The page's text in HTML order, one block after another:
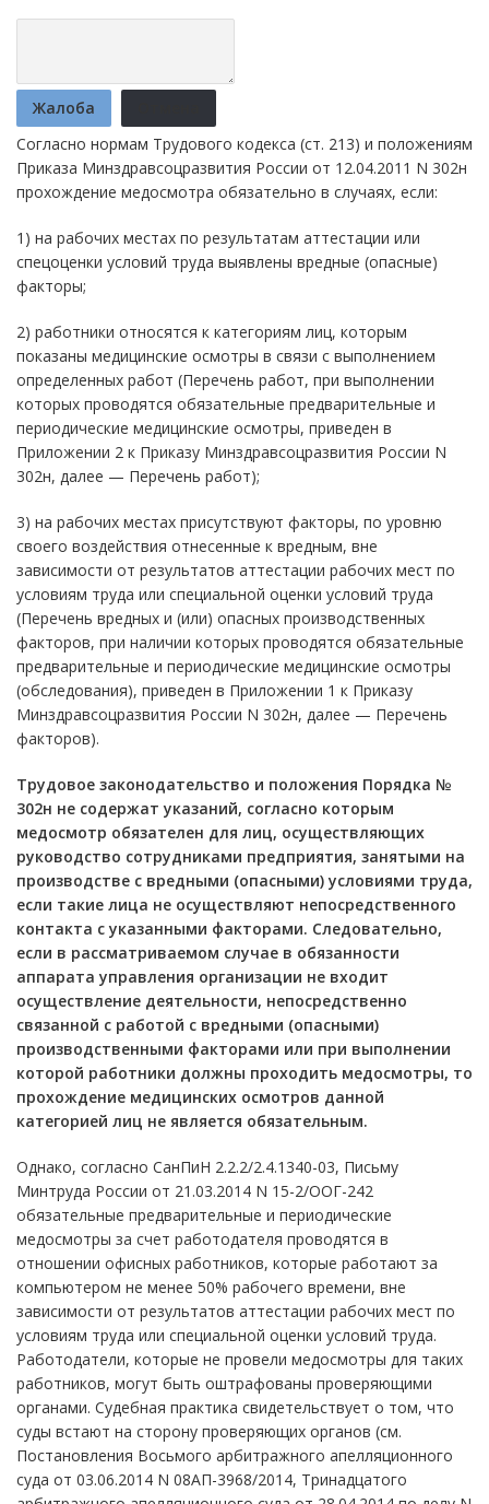
Жалоба
Согласно нормам Трудового кодекса (ст. 213) и положениям
Приказа Минздравсоцразвития России от 12.04.2011 N 302н
прохождение медосмотра обязательно в случаях, если:
1) на рабочих местах по результатам аттестации или
спецоценки условий труда выявлены вредные (опасные)
факторы;
2) работники относятся к категориям лиц, которым
показаны медицинские осмотры в связи с выполнением
определенных работ (Перечень работ, при выполнении
которых проводятся обязательные предварительные и
периодические медицинские осмотры, приведен в
Приложении 2 к Приказу Минздравсоцразвития России N
302н, далее — Перечень работ);
3) на рабочих местах присутствуют факторы, по уровню
своего воздействия отнесенные к вредным, вне
зависимости от результатов аттестации рабочих мест по
условиям труда или специальной оценки условий труда
(Перечень вредных и (или) опасных производственных
факторов, при наличии которых проводятся обязательные
предварительные и периодические медицинские осмотры
(обследования), приведен в Приложении 1 к Приказу
Минздравсоцразвития России N 302н, далее — Перечень
факторов).
Трудовое законодательство и положения Порядка №
302н не содержат указаний, согласно которым
медосмотр обязателен для лиц, осуществляющих
руководство сотрудниками предприятия, занятыми на
производстве с вредными (опасными) условиями труда,
если такие лица не осуществляют непосредственного
контакта с указанными факторами. Следовательно,
если в рассматриваемом случае в обязанности
аппарата управления организации не входит
осуществление деятельности, непосредственно
связанной с работой с вредными (опасными)
производственными факторами или при выполнении
которой работники должны проходить медосмотры, то
прохождение медицинских осмотров данной
категорией лиц не является обязательным.
Однако, согласно СанПиН 2.2.2/2.4.1340-03, Письму
Минтруда России от 21.03.2014 N 15-2/ООГ-242
обязательные предварительные и периодические
медосмотры за счет работодателя проводятся в
отношении офисных работников, которые работают за
компьютером не менее 50% рабочего времени, вне
зависимости от результатов аттестации рабочих мест по
условиям труда или специальной оценки условий труда.
Работодатели, которые не провели медосмотры для таких
работников, могут быть оштрафованы проверяющими
органами. Судебная практика свидетельствует о том, что
суды встают на сторону проверяющих органов (см.
Постановления Восьмого арбитражного апелляционного
суда от 03.06.2014 N 08АП-3968/2014, Тринадцатого